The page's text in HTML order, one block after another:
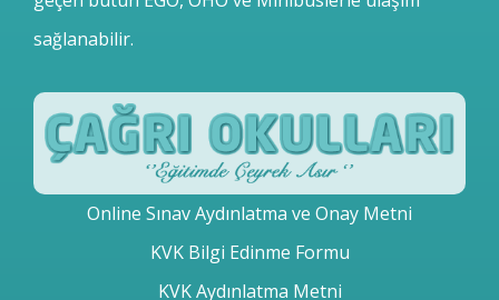
sağlanabilir.
Online Sınav Aydınlatma ve Onay Metni
KVK Bilgi Edinme Formu
KVK Aydınlatma Metni